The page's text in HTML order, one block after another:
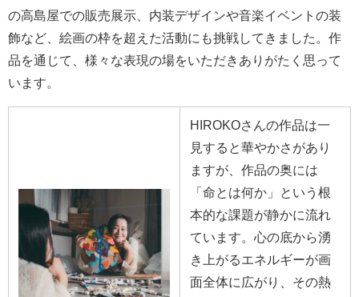
の高島屋での販売展示、内装デザインや音楽イベントの装
飾など、絵画の枠を超えた活動にも挑戦してきました。作
品を通じて、様々な表現の場をいただきありがたく思って
います。
HIROKOさんの作品は一
見すると華やかさがあり
ますが、作品の奥には
「命とは何か」という根
本的な課題が静かに流れ
ています。心の底から湧
き上がるエネルギーが画
面全体に広がり、その熱